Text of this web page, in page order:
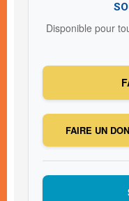
Disponible pour
FAIRE UN